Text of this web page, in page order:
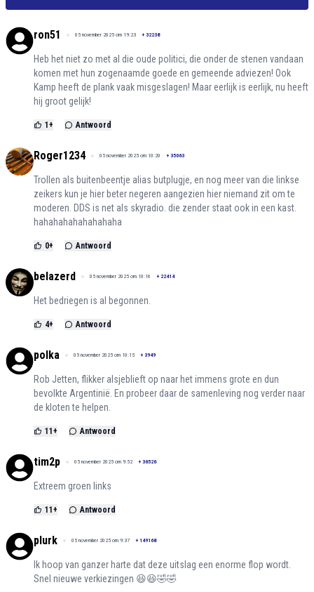
ron51 05 november 2025 om 19:23 + 32238
Heb het niet zo met al die oude politici, die onder de stenen vandaan
komen met hun zogenaamde goede en gemeende adviezen! Ook
Kamp heeft de plank vaak misgeslagen! Maar eerlijk is eerlijk, nu heeft
hij groot gelijk!
1 + Antwoord
Roger1234 05 november 2025 om 10:20 + 35063
Trollen als buitenbeentje alias butplugje, en nog meer van die linkse
zeikers kun je hier beter negeren aangezien hier niemand zit om te
moderen. DDS is net als skyradio. die zender staat ook in een kast.
hahahahahahahahaha
0+ Antwoord
belazerd 05 november 2025 om 10:16 + 22414
Het bedriegen is al begonnen.
4+ Antwoord
polka 05 november 2025 om 10:15 + 3949
Rob Jetten, flikker alsjeblieft op naar het immens grote en dun
bevolkte Argentinië. En probeer daar de samenleving nog verder naar
de kloten te helpen.
11 + Antwoord
tim2p 05 november 2025 om 9:52 + 36526
Extreem groen links
11 + Antwoord
plurk 05 november 2025 om 9:37 + 149168
Ik hoop van ganzer harte dat deze uitslag een enorme flop wordt.
Snel nieuwe verkiezingen 😆😆🤣🤣